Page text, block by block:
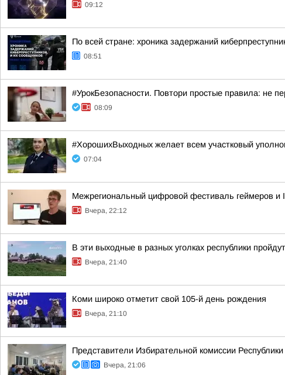
09:12
По всей стране: хроника задержаний
08:51
#УрокБезопасности. Повтори простые правила: не
08:09
#ХорошихВыходных желает всем участковый
07:04
Межрегиональный цифровой фестиваль геймеров и
Вчера, 22:12
В эти выходные в разных уголках республики
Вчера, 21:40
Коми широко отметит свой 105-й день рождения
Вчера, 21:10
Представители Избирательной комиссии
Вчера, 21:06